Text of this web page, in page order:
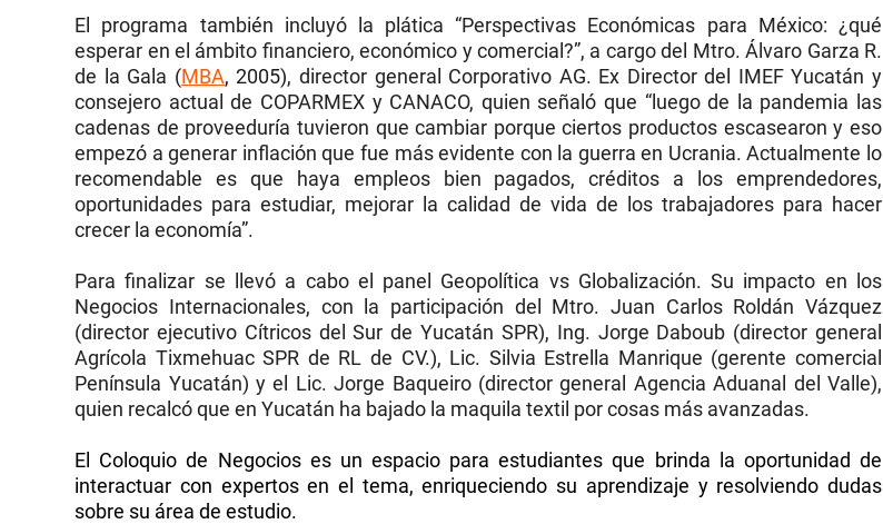
El programa también incluyó la plática “Perspectivas Económicas para México: ¿qué
esperar en el ámbito financiero, económico y comercial?”, a cargo del Mtro. Álvaro Garza R.
de la Gala (MBA, 2005), director general Corporativo AG. Ex Director del IMEF Yucatán y
consejero actual de COPARMEX y CANACO, quien señaló que “luego de la pandemia las
cadenas de proveeduría tuvieron que cambiar porque ciertos productos escasearon y eso
empezó a generar inflación que fue más evidente con la guerra en Ucrania. Actualmente lo
recomendable es que haya empleos bien pagados, créditos a los emprendedores,
oportunidades para estudiar, mejorar la calidad de vida de los trabajadores para hacer
crecer la economía”.
Para finalizar se llevó a cabo el panel Geopolítica vs Globalización. Su impacto en los
Negocios Internacionales, con la participación del Mtro. Juan Carlos Roldán Vázquez
(director ejecutivo Cítricos del Sur de Yucatán SPR), Ing. Jorge Daboub (director general
Agrícola Tixmehuac SPR de RL de CV.), Lic. Silvia Estrella Manrique (gerente comercial
Península Yucatán) y el Lic. Jorge Baqueiro (director general Agencia Aduanal del Valle),
quien recalcó que en Yucatán ha bajado la maquila textil por cosas más avanzadas.
El Coloquio de Negocios es un espacio para estudiantes que brinda la oportunidad de
interactuar con expertos en el tema, enriqueciendo su aprendizaje y resolviendo dudas
sobre su área de estudio.